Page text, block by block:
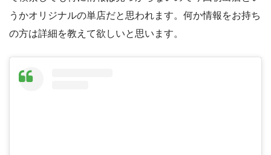
うかオリジナルの単店だと思われます。何か情報をお持ち
の方は詳細を教えて欲しいと思います。